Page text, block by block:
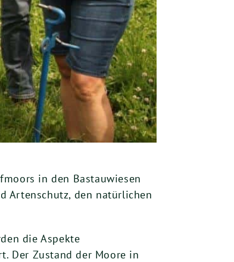
in den Bastauwiesen
Artenschutz, den natürlichen
die Aspekte
Der Zustand der Moore in